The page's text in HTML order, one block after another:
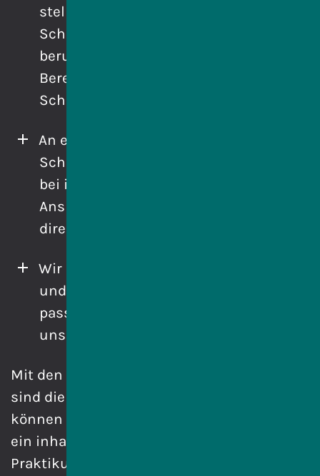
stellen Ihren Schülerinnen und
Schülern in einer Präsentation die
beruflichen Möglichkeiten im IT-
Bereich und das Konzept des IT macht
Schule-Praktikums vor.
An einem IT-Praktikum interessierte
Schülerinnen und Schüler können sich
bei ihrem Ansprechpartner bzw. ihrer
Ansprechpartnerin in der Schule oder
direkt bei uns melden.
Wir unterstützen Ihre Schülerinnen
und Schüler bei der Suche nach einem
passenden Praktikumsplatz bei
unseren Partnerunternehmen.
Mit den Materialien von IT macht Schule
sind die Unternehmen vorbereitet und
können Ihren Schülerinnen und Schülern
ein inhaltlich strukturiertes, praxisnahes
Praktikum in der IT-Branche bieten.